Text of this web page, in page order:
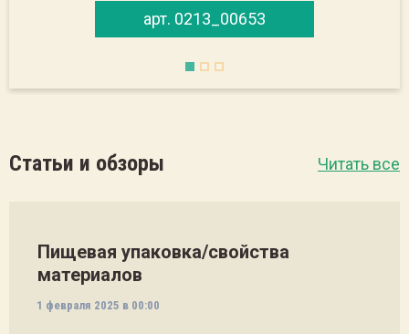
арт. 0213_00653
Статьи и обзоры Читать все
Пищевая упаковка/свойства
материалов
1 февраля 2025 в 00:00